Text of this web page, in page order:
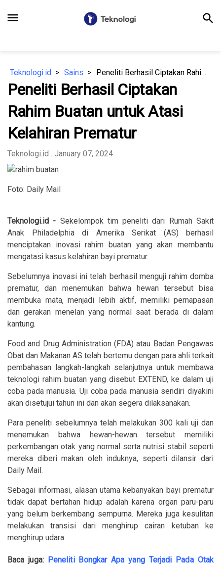
menu search
Teknologi.id Sains Peneliti Berhasil Ciptakan Rahim Buatan untuk Atasi Kelahiran Prematur
Peneliti Berhasil Ciptakan
Rahim Buatan untuk Atasi
Kelahiran Prematur
Teknologi.id . January 07, 2024
Foto: Daily Mail
Teknologi.id - Sekelompok tim peneliti dari Rumah Sakit
Anak Philadelphia di Amerika Serikat (AS) berhasil
menciptakan inovasi rahim buatan yang akan membantu
mengatasi kasus kelahiran bayi prematur.
Sebelumnya inovasi ini telah berhasil menguji rahim domba
prematur, dan menemukan bahwa hewan tersebut bisa
membuka mata, menjadi lebih aktif, memiliki pernapasan
dan gerakan menelan yang normal saat berada di dalam
kantung.
Food and Drug Administration (FDA) atau Badan Pengawas
Obat dan Makanan AS telah bertemu dengan para ahli terkait
pembahasan langkah-langkah selanjutnya untuk membawa
teknologi rahim buatan yang disebut EXTEND, ke dalam uji
coba pada manusia. Uji coba pada manusia sendiri diyakini
akan disetujui tahun ini dan akan segera dilaksanakan.
Para peneliti sebelumnya telah melakukan 300 kali uji dan
menemukan bahwa hewan-hewan tersebut memiliki
perkembangan otak yang normal serta nutrisi stabil seperti
mereka diberi makan oleh induknya, seperti dilansir dari
Daily Mail.
Sebagai informasi, alasan utama kebanyakan bayi prematur
tidak dapat bertahan hidup adalah karena organ paru-paru
yang belum berkembang sempurna. Mereka juga kesulitan
melakukan transisi dari menghirup cairan ketuban ke
menghirup udara.
Baca juga: Peneliti Bongkar Apa yang Terjadi Pada Otak